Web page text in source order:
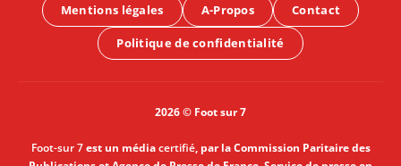
Mentions légales
A-Propos Contact
Politique de confidentialité
2026 © Foot sur 7
Foot-sur 7est un médiacertifié, par la Commission Paritaire des